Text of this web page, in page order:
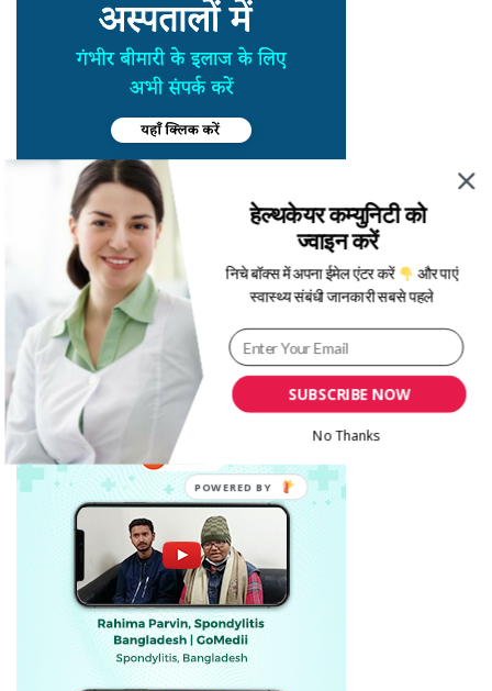
SUBSCRIBE NOW
हेल्थकेयर कम्युनिटी को
ज्वाइन करें
निचे बॉक्स में अपना ईमेल एंटर करें
और पाएं
स्वास्थ्य संबंधी जानकारी सबसे पहले
No Thanks